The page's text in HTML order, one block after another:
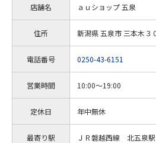
店舗名 ａｕショップ 五泉
住所 新潟県 五泉市 三本木３
電話番号 0250-43-6151
営業時間 10:00～19:00
定休日 年中無休
最寄り駅 ＪＲ磐越西線 北五泉